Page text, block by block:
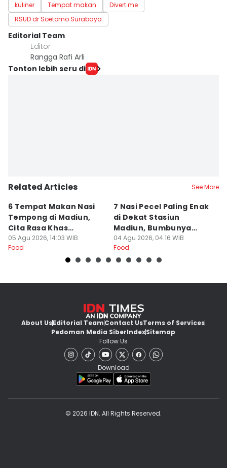
kuliner Tempat makan
Divert me
RSUD dr Soetomo Surabaya
Editorial Team
Editor
Rangga Rafi Arli
Tonton lebih seru di
Related Articles See More
6 Tempat Makan Nasi
Tempong di Madiun,
Cita Rasa Khas
Banyuwangi
05 Agu 2026, 14:03 WIB
Food
7 Nasi Pecel Paling Enak
di Dekat Stasiun
Madiun, Bumbunya
Khas
04 Agu 2026, 04:16 WIB
Food
About UsEditorial TeamContact UsTerms of Services
Pedoman Media SiberIndexSitemap
Follow Us
Download
© 2026 IDN. All Rights Reserved.